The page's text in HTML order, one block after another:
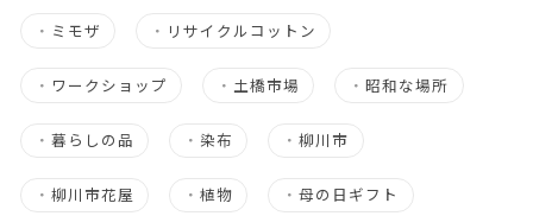
・ ミモザ ・ リサイクルコットン
・ ワークショップ ・ 土橋市場 ・昭和な場所
・ 暮らしの品 ・ 染布 ・柳川市
・ 柳川市花屋 ・植物 ・母の日ギフト